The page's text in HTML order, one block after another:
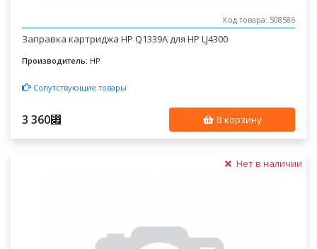
Код товара: 508586
Заправка картриджа HP Q1339A для HP LJ4300
Производитель: HP
Сопутствующие товары
3 360⃏ В корзину
Нет в наличии